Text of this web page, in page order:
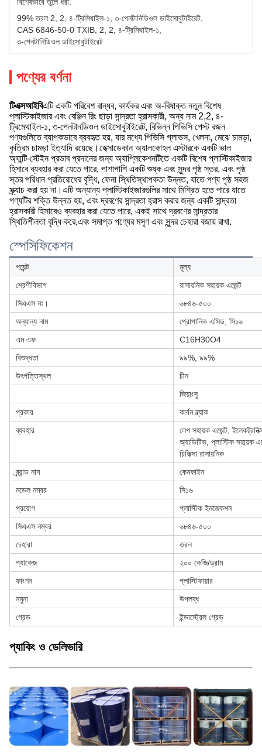
99% তরল 2
2 ৪-ট্রিমিথাইল-১ ৩-পেনটানিডিওল ডাইসোবুটাইরেট
CAS 6846-50-0 TXIB 2 2 ৪-ট্রিমিথাইল-১
৩-পেনটানিডিওল ডাইসোবুটাইরেট
পণ্যের বর্ণনা
টিএক্সআইবিএটি একটি পরিবেশ বান্ধব, কার্যকর এবং অ-বিষাক্ত নতুন বিশেষ
প্লাস্টিকাইজার এবং বেঞ্জিন রিং ছাড়া সান্দ্রতা হ্রাসকারী, অন্য নাম 2,2, ৪-
ট্রিমেথাইল-১, ৩-পেনটানডিওল ডাইসোবুটাইরেট, বিভিন্ন পিভিসি পেস্ট রজন
পণ্যগুলিতে ব্যাপকভাবে ব্যবহৃত হয়, যার মধ্যে পিভিসি গ্লাভস, খেলনা, মেঝে চামড়া,
কৃত্রিম চামড়া ইত্যাদি রয়েছে।হেক্সাডেকান অ্যালকোহল এস্টারকে একটি ভাল
অ্যান্টি-স্টেইন প্রভাব প্রদানের জন্য অ্যাপ্লিকেশনটিতে একটি বিশেষ প্লাস্টিকাইজার
হিসাবে ব্যবহার করা যেতে পারে, পাশাপাশি একটি শুষ্ক এবং সুন্দর পৃষ্ঠ স্তর, এবং পৃষ্ঠ
স্তর পরিধান প্রতিরোধের বৃদ্ধি, ফেনা স্থিতিস্থাপকতা উন্নত, যাতে পণ্য পৃষ্ঠ সহজ
স্ক্র্যাচ করা হয় না।এটি অন্যান্য প্লাস্টিকাইজারগুলির সাথে মিশ্রিত হতে পারে যাতে
পণ্যটির শক্তি উন্নত হয়, এবং দ্রবণের সান্দ্রতা হ্রাস করার জন্য একটি সান্দ্রতা
হ্রাসকারী হিসাবেও ব্যবহার করা যেতে পারে, একই সাথে দ্রবণের সান্দ্রতার
স্থিতিশীলতা বৃদ্ধি করে,এবং সমাপ্ত পণ্যের মসৃণ এবং সুন্দর চেহারা বজায় রাখা.
স্পেসিফিকেশন
পয়েন্ট
মূল্য
শ্রেণীবিভাগ
রাসায়নিক সহায়ক এজেন্ট
সিএএস নং।
৬৮৪৬-৫০০
অন্যান্য নাম
প্রোপানিক এসিড, সি১৬
এম এফ
C16H30O4
বিশুদ্ধতা
৯৯%, ৯৯%
উৎপত্তিস্থল
চীন
জিয়াংসু
প্রকার
কার্বন ব্ল্যাক
ব্যবহার
লেপ সহায়ক এজেন্ট,
অ্যাডিটিভ, প্লাস্টিক সহায়ক
চিকিত্সা রাসায়নিক
ব্র্যান্ড নাম
কেমফাইন
মডেল নম্বর
সি১৬
প্রয়োগ
প্লাস্টিক ইনজেকশন
সিএএস নম্বর
৬৮৪৬-৫০০
চেহারা
তরল
প্যাকেজ
২০০ কেজি/ড্রাম
ফাংশন
প্লাস্টিফায়ার
নমুনা
উপলব্ধ
গ্রেড
ইন্ডাস্ট্রেল গ্রেড
প্যাকিং ও ডেলিভারি